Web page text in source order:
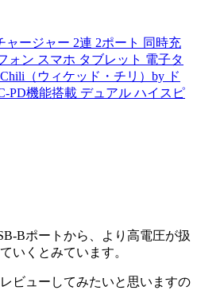
ャージャー 2連 2ポート 同時充
ォン スマホ タブレット 電子タ
（ウィケッド・チリ）by ド
PD機能搭載 デュアル ハイスピ
Bポートから、より高電圧が扱
いくとみています。
ビューしてみたいと思いますの